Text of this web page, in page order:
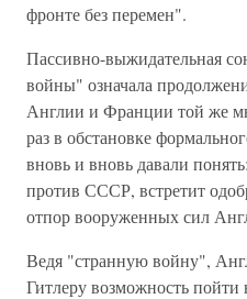
фронте без перемен".
Пассивно-выжидательная
войны" означала
Англии и Франции той же
раз в обстановке
вновь и вновь давали
против СССР, встретит
отпор вооруженных сил
Ведя "странную войну",
Гитлеру возможность